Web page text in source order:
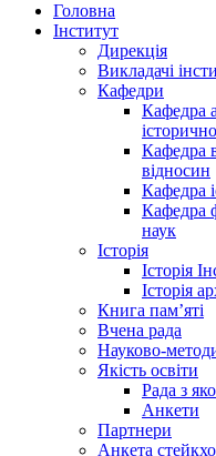
Головна
Інститут
Дирекція
Викладачі
Кафедри
Кафедра
Кафедра
відносин
Кафедра
Кафедра
наук
Історія
Історія
Історія
Книга памʼяті
Вчена рада
Науково-
Якість освіти
Рада з
Анкети
Партнери
Анкета